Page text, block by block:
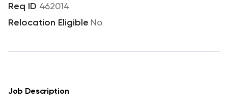
462014
No
Job Description